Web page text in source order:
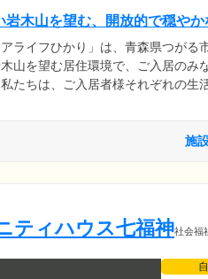
岩木山を望む、開放的で穏や
アライフひかり」は、青森県つが
木山を望む居住環境で、ご入居の
たちは、ご入居者様それぞれの生
らしいを時間を過ごせるようスタ
施
ティハウス七福神社会福